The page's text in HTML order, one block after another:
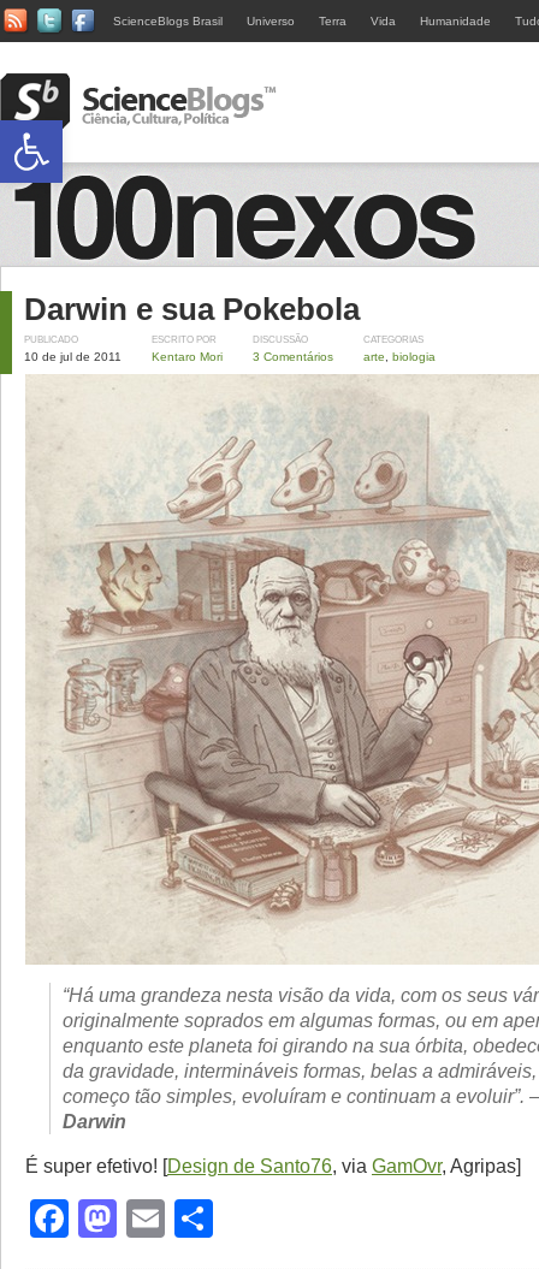
ScienceBlogs Brasil Universo Terra Vida Humanidade
Darwin e sua Pokebola
PUBLICADO
10 de jul de 2011
ESCRITO POR
Kentaro Mori
DISCUSSÃO
3 Comentários
CATEGORIAS
arte biologia
“Há uma grandeza nesta visão da vida, com os seus
originalmente soprados em algumas formas, ou em
enquanto este planeta foi girando na sua órbita,
da gravidade, intermináveis formas, belas a
começo tão simples, evoluíram e continuam a evoluir”.
Darwin
É super efetivo! [Design de Santo76, via GamOvr, Agripas]
Facebook
Mastodon
Email
Abrir a barra de ferramentas